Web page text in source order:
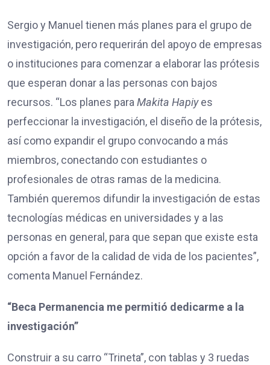
Sergio y Manuel tienen más planes para el grupo de
investigación, pero requerirán del apoyo de empresas
o instituciones para comenzar a elaborar las prótesis
que esperan donar a las personas con bajos
recursos. “Los planes paraMakita Hapiyes
perfeccionar la investigación, el diseño de la prótesis,
así como expandir el grupo convocando a más
miembros, conectando con estudiantes o
profesionales de otras ramas de la medicina.
También queremos difundir la investigación de estas
tecnologías médicas en universidades y a las
personas en general, para que sepan que existe esta
opción a favor de la calidad de vida de los pacientes”,
comenta Manuel Fernández.
“Beca Permanencia me permitió dedicarme a la
investigación”
Construir a su carro “Trineta”, con tablas y 3 ruedas